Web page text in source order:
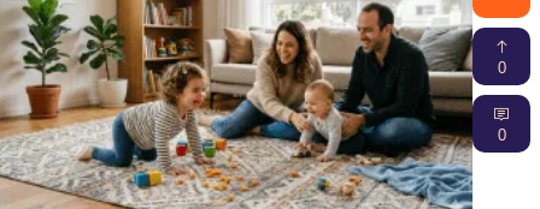
0
0